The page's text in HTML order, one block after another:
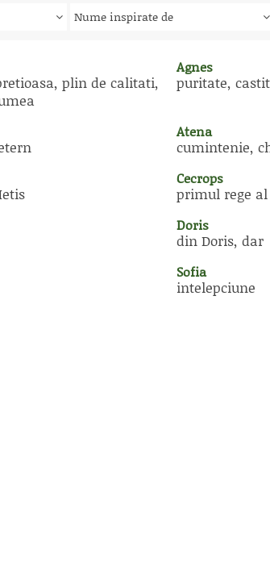
Nume inspirate de
plin de calitati,
Agnes
puritate,
Atena
cumintenie,
Cecrops
primul rege
Doris
din Doris, dar
Sofia
intelepciune